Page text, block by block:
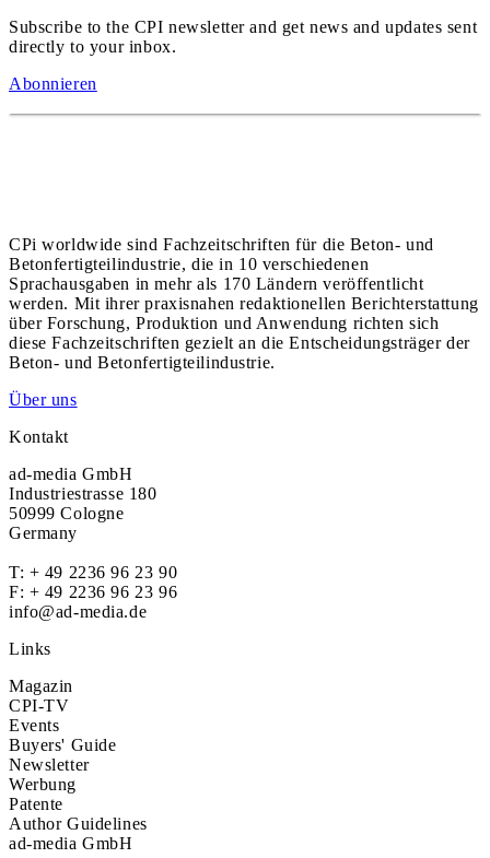
Subscribe to the CPI newsletter and get news and updates sent
directly to your inbox.
Abonnieren
CPi worldwide sind Fachzeitschriften für die Beton- und
Betonfertigteilindustrie, die in 10 verschiedenen
Sprachausgaben in mehr als 170 Ländern veröffentlicht
werden. Mit ihrer praxisnahen redaktionellen Berichterstattung
über Forschung, Produktion und Anwendung richten sich
diese Fachzeitschriften gezielt an die Entscheidungsträger der
Beton- und Betonfertigteilindustrie.
Über uns
Kontakt
ad-media GmbH
Industriestrasse 180
50999 Cologne
Germany
T: + 49 2236 96 23 90
F: + 49 2236 96 23 96
info@ad-media.de
Links
Magazin
CPI-TV
Events
Buyers' Guide
Newsletter
Werbung
Patente
Author Guidelines
ad-media GmbH